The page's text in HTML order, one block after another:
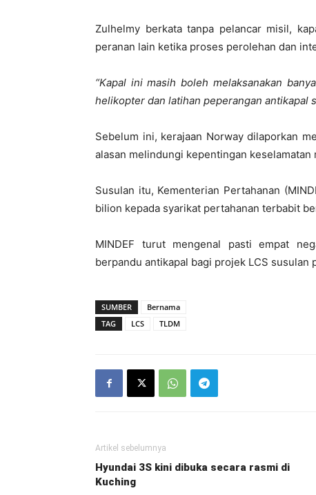
Zulhelmy berkata tanpa pelancar misil,
peranan lain ketika proses perolehan dan
“Kapal ini masih boleh melaksanakan
helikopter dan latihan peperangan antikapal
Sebelum ini, kerajaan Norway dilaporkan
alasan melindungi kepentingan keselamatan
Susulan itu, Kementerian Pertahanan
bilion kepada syarikat pertahanan terbabit
MINDEF turut mengenal pasti empat
berpandu antikapal bagi projek LCS susulan
SUMBER
Bernama
TAG
LCS TLDM
Artikel sebelumnya
Hyundai 3S kini dibuka secara rasmi di
Kuching